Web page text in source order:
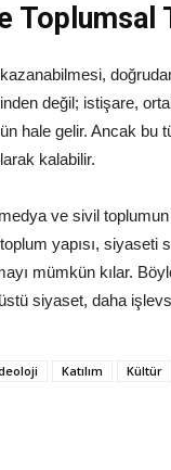
Toplumsal
değil; istişare,
hale gelir. Ancak bu
kalabilir.
ve sivil
yapısı,
mümkün kılar.
siyaset, daha
Katılım Kültür